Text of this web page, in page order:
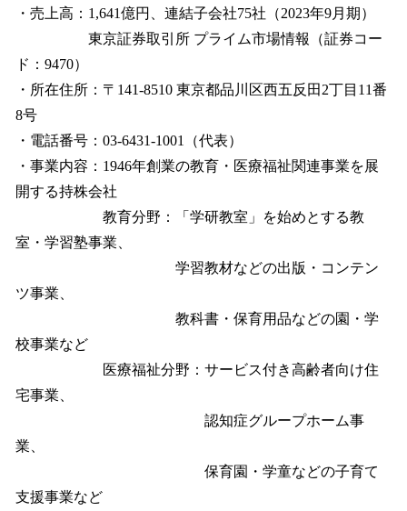
・売上高：1,641億円、連結子会社75社（2023年9月期）
東京証券取引所 プライム市場情報（証券コー
ド：9470）
・所在住所：〒141-8510 東京都品川区西五反田2丁目11番
8号
・電話番号：03-6431-1001（代表）
・事業内容：1946年創業の教育・医療福祉関連事業を展
開する持株会社
教育分野：「学研教室」を始めとする教
室・学習塾事業、
学習教材などの出版・コンテン
ツ事業、
教科書・保育用品などの園・学
校事業など
医療福祉分野：サービス付き高齢者向け住
宅事業、
認知症グループホーム事
業、
保育園・学童などの子育て
支援事業など